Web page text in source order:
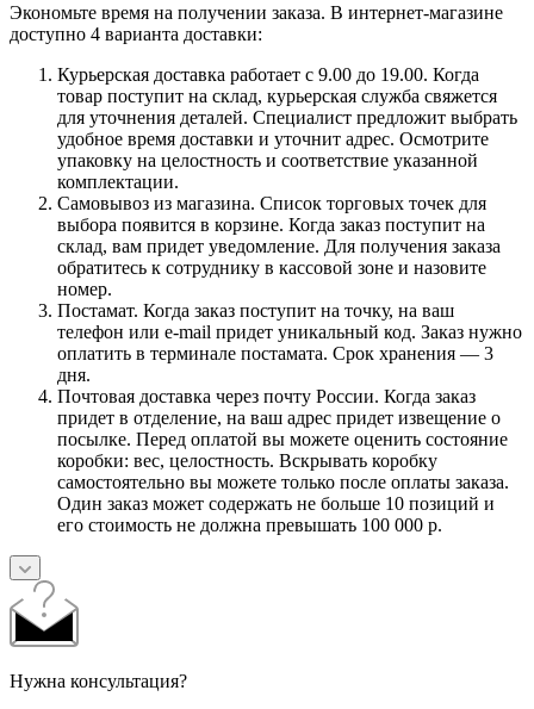
Экономьте время на получении заказа. В интернет-магазине
доступно 4 варианта доставки:
Курьерская доставка работает с 9.00 до 19.00. Когда
товар поступит на склад, курьерская служба свяжется
для уточнения деталей. Специалист предложит выбрать
удобное время доставки и уточнит адрес. Осмотрите
упаковку на целостность и соответствие указанной
комплектации.
Самовывоз из магазина. Список торговых точек для
выбора появится в корзине. Когда заказ поступит на
склад, вам придет уведомление. Для получения заказа
обратитесь к сотруднику в кассовой зоне и назовите
номер.
Постамат. Когда заказ поступит на точку, на ваш
телефон или e-mail придет уникальный код. Заказ нужно
оплатить в терминале постамата. Срок хранения — 3
дня.
Почтовая доставка через почту России. Когда заказ
придет в отделение, на ваш адрес придет извещение о
посылке. Перед оплатой вы можете оценить состояние
коробки: вес, целостность. Вскрывать коробку
самостоятельно вы можете только после оплаты заказа.
Один заказ может содержать не больше 10 позиций и
его стоимость не должна превышать 100 000 р.
Нужна консультация?